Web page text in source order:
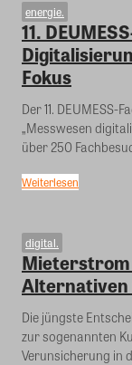
energie.
11.
Fokus
Der 11.
„Messwesen
über 250
Weiterlesen
digital.
Mieterstrom
Alternativen
Die jüngste
zur sogenannten
Verunsicherung in